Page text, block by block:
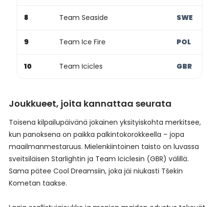
8 Team Seaside SWE
9 Team Ice Fire POL
10 Team Icicles GBR
Joukkueet, joita kannattaa seurata
Toisena kilpailupäivänä jokainen yksityiskohta merkitsee,
kun panoksena on paikka palkintokorokkeella – jopa
maailmanmestaruus. Mielenkiintoinen taisto on luvassa
sveitsiläisen Starlightin ja Team Iciclesin (GBR) välillä.
Sama pätee Cool Dreamsiin, joka jäi niukasti Tšekin
Kometan taakse.